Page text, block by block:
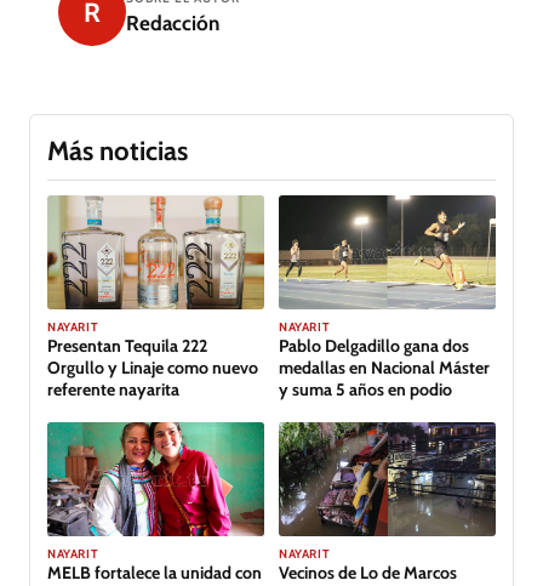
R Redacción
Más noticias
GALERÍA
NAYARIT
Presentan Tequila 222
Orgullo y Linaje como nuevo
referente nayarita
NAYARIT
Pablo Delgadillo gana dos
medallas en Nacional Máster
y suma 5 años en podio
NAYARIT
MELB fortalece la unidad con
NAYARIT
Vecinos de Lo de Marcos